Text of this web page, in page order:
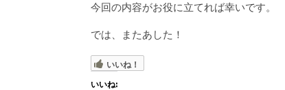
今回の内容がお役に立てれば幸いです。
では、またあした！
いいね！
いいね: